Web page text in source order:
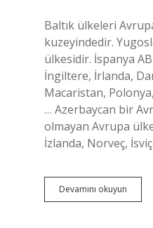
Baltık ülkeleri
kuzeyindedir.
ülkesidir. İspanya
İngiltere, İrlanda,
Macaristan,
… Azerbaycan bir
olmayan Avrupa
İzlanda, Norveç,
Devamını okuyun
Ülkeleri